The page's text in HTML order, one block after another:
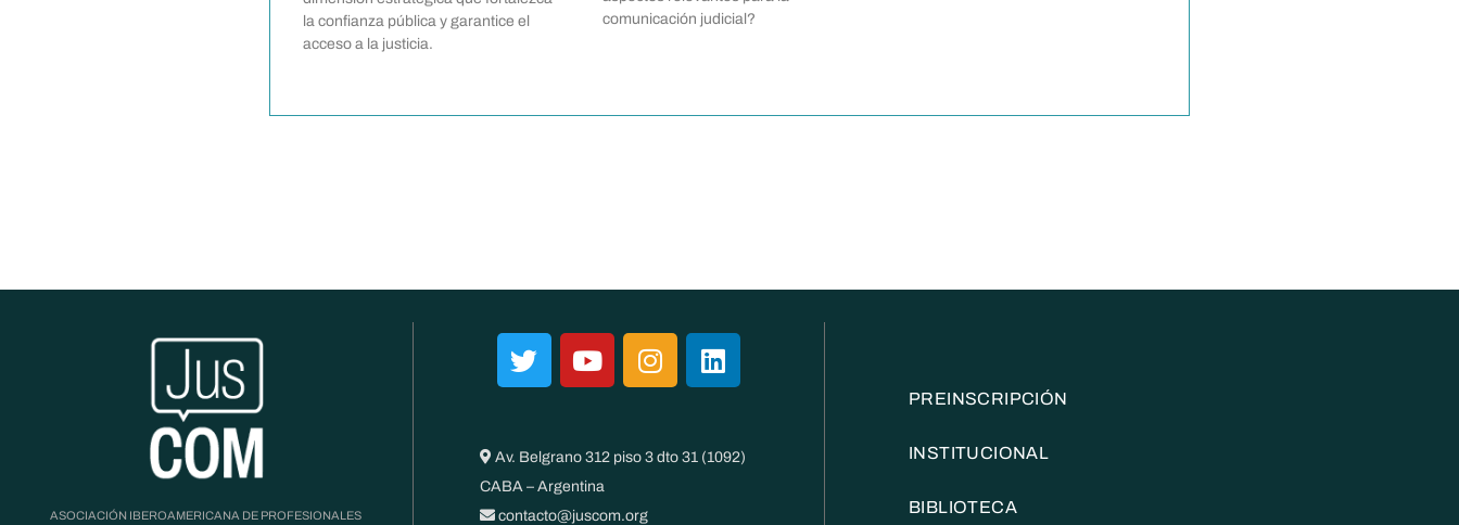
la confianza pública y garantice el
acceso a la justicia.
comunicación judicial?
ASOCIACIÓN IBEROAMERICANA DE PROFESIONALES
Av. Belgrano 312 piso 3 dto 31 (1092)
CABA – Argentina
contacto@juscom.org
PREINSCRIPCIÓN
INSTITUCIONAL
BIBLIOTECA